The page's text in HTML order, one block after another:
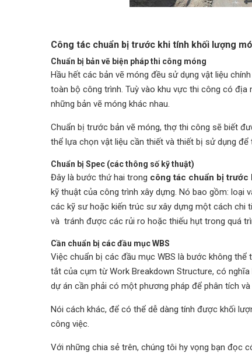
Công tác chuẩn bị trước khi tính khối lượng
Chuẩn bị bản vẽ biện pháp thi công móng
Hầu hết các bản vẽ móng đều sử dụng vật liệu
toàn bộ công trình. Tuỳ vào khu vực thi công có
những bản vẽ móng khác nhau.
Chuẩn bị trước bản vẽ móng, thợ thi công sẽ biết
thể lựa chọn vật liệu cần thiết và thiết bị sử dụng để
Chuẩn bị Spec (các thông số kỹ thuật)
Đây là bước thứ hai trong công tác chuẩn bị trước
kỹ thuật của công trình xây dựng. Nó bao gồm:
các kỹ sư hoặc kiến trúc sư xây dựng một cách chi
và tránh được các rủi ro hoặc thiếu hụt trong quá
Cần chuẩn bị các đầu mục WBS
Việc chuẩn bị các đầu mục WBS là bước không thể
tắt của cụm từ Work Breakdown Structure, có
dự án cần phải có một phương pháp để phân tích
Nói cách khác, để có thể dễ dàng tính được khối
công việc.
Với những chia sẻ trên, chúng tôi hy vọng bạn đọc